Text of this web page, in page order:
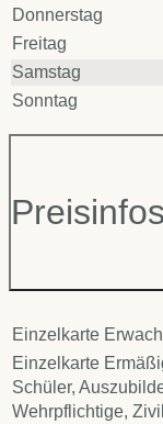
Donnerstag
Freitag
Samstag
Sonntag
Preisinfos
Einzelkarte
Einzelkarte
Schüler,
Wehrpflichtige,